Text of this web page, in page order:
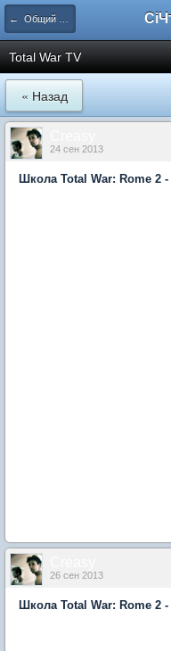
← Общий раздел по серии Total War [Серия Тотальная Война]
Total War TV
« Назад
24 сен 2013
Школа Total War: Rome 2
26 сен 2013
Школа Total War: Rome 2